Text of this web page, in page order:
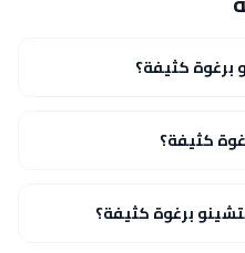
كثيفة؟
كثيفة؟
برغوة كثيفة؟